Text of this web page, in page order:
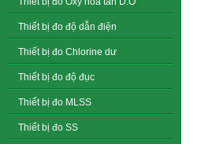
Thiết bị đo độ dẫn điện
Thiết bị đo Chlorine dư
Thiết bị đo độ đục
Thiết bị đo MLSS
Thiết bị đo SS